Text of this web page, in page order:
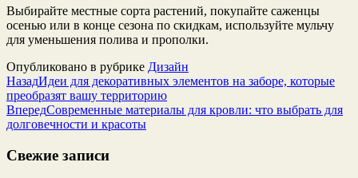
Выбирайте местные сорта растений, покупайте саженцы
осенью или в конце сезона по скидкам, используйте мульчу
для уменьшения полива и прополки.
Опубликовано в рубрике Дизайн
НазадИдеи для декоративных элементов на заборе, которые
преобразят вашу территорию
ВпередСовременные материалы для кровли: что выбрать для
долговечности и красоты
Свежие записи